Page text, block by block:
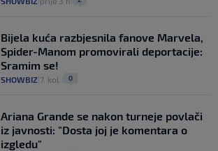
Bijela kuća razbjesnila fanove Marvela,
Spider-Manom promovirali deportacije:
Sramim se!
SHOWBIZ 7. kol. 0
Ariana Grande se nakon turneje povlači
iz javnosti: "Dosta joj je komentara o
izgledu"